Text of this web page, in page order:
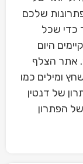
שלכם
כדי שכל
היום
אתר הצלף
ומילים כמו
של דנטין
הפתרון